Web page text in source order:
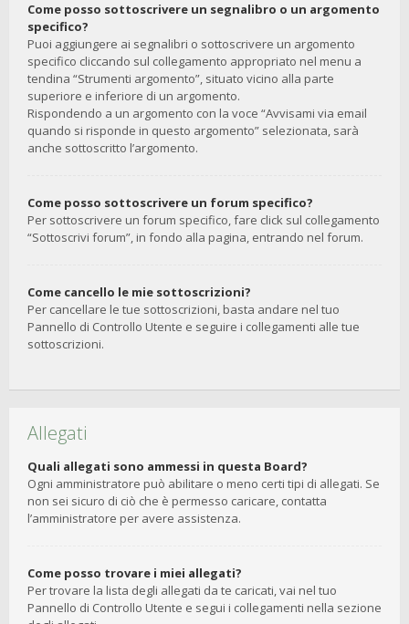
Come posso sottoscrivere un segnalibro o un argomento
specifico?
Puoi aggiungere ai segnalibri o sottoscrivere un argomento
specifico cliccando sul collegamento appropriato nel menu a
tendina “Strumenti argomento”, situato vicino alla parte
superiore e inferiore di un argomento.
Rispondendo a un argomento con la voce “Avvisami via email
quando si risponde in questo argomento” selezionata, sarà
anche sottoscritto l’argomento.
Come posso sottoscrivere un forum specifico?
Per sottoscrivere un forum specifico, fare click sul collegamento
“Sottoscrivi forum”, in fondo alla pagina, entrando nel forum.
Come cancello le mie sottoscrizioni?
Per cancellare le tue sottoscrizioni, basta andare nel tuo
Pannello di Controllo Utente e seguire i collegamenti alle tue
sottoscrizioni.
Allegati
Quali allegati sono ammessi in questa Board?
Ogni amministratore può abilitare o meno certi tipi di allegati. Se
non sei sicuro di ciò che è permesso caricare, contatta
l’amministratore per avere assistenza.
Come posso trovare i miei allegati?
Per trovare la lista degli allegati da te caricati, vai nel tuo
Pannello di Controllo Utente e segui i collegamenti nella sezione